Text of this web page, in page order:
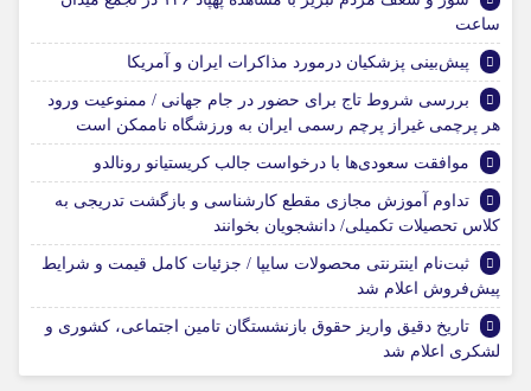
ساعت
پیش‌بینی پزشکیان درمورد مذاکرات ایران و آمریکا
بررسی شروط تاج برای حضور در جام جهانی / ممنوعیت ورود
هر پرچمی غیراز پرچم رسمی ایران به ورزشگاه ناممکن است
موافقت سعودی‌ها با درخواست جالب کریستیانو رونالدو
تداوم آموزش مجازی مقطع کارشناسی و بازگشت تدریجی به
کلاس تحصیلات تکمیلی/ دانشجویان بخوانند
ثبت‌نام اینترنتی محصولات سایپا / جزئیات کامل قیمت و شرایط
پیش‌فروش اعلام شد
تاریخ دقیق واریز حقوق بازنشستگان تامین اجتماعی، کشوری و
لشکری اعلام شد